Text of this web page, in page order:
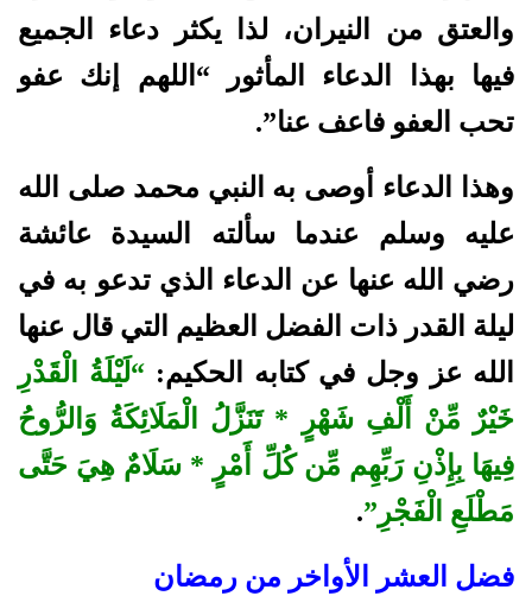
والعتق من النيران، لذا يكثر دعاء الجميع
فيها بهذا الدعاء المأثور “اللهم إنك عفو
تحب العفو فاعف عنا”.
وهذا الدعاء أوصى به النبي محمد صلى الله
عليه وسلم عندما سألته السيدة عائشة
رضي الله عنها عن الدعاء الذي تدعو به في
ليلة القدر ذات الفضل العظيم التي قال عنها
الله عز وجل في كتابه الحكيم: “لَيْلَةُ الْقَدْرِ
خَيْرٌ مِّنْ أَلْفِ شَهْرٍ * تَنَزَّلُ الْمَلَائِكَةُ وَالرُّوحُ
فِيهَا بِإِذْنِ رَبِّهِم مِّن كُلِّ أَمْرٍ * سَلَامٌ هِيَ حَتَّى
مَطْلَعِ الْفَجْرِ”.
فضل العشر الأواخر من رمضان